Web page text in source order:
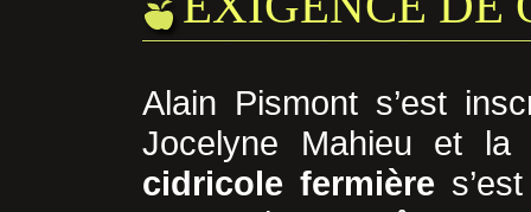
Alain Pismont s’est
Jocelyne Mahieu et
cidricole fermière